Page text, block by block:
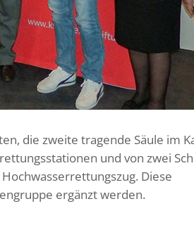
die zweite tragende Säule im
und von zwei
Diese
ergänzt werden.